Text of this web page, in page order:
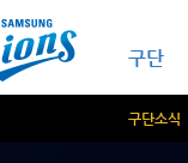
구단
구단소식